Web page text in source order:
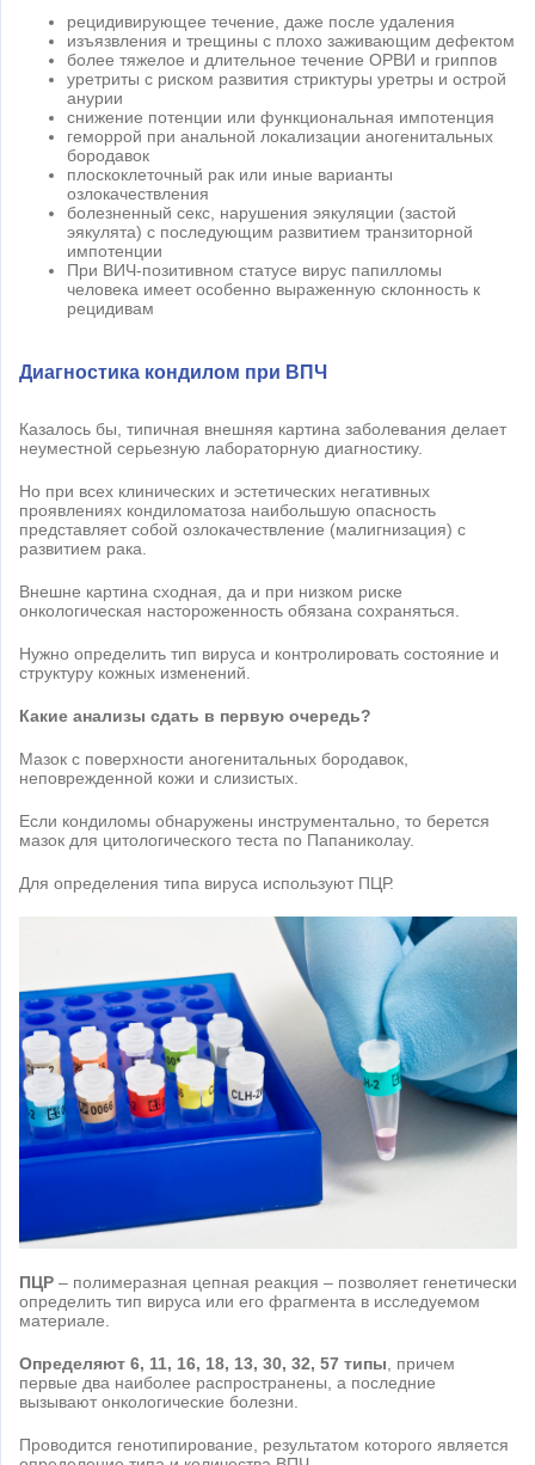
рецидивирующее течение, даже после удаления
изъязвления и трещины с плохо заживающим дефектом
более тяжелое и длительное течение ОРВИ и гриппов
уретриты с риском развития стриктуры уретры и острой
анурии
снижение потенции или функциональная импотенция
геморрой при анальной локализации аногенитальных
бородавок
плоскоклеточный рак или иные варианты
озлокачествления
болезненный секс, нарушения эякуляции (застой
эякулята) с последующим развитием транзиторной
импотенции
При ВИЧ-позитивном статусе вирус папилломы
человека имеет особенно выраженную склонность к
рецидивам
Диагностика кондилом при ВПЧ
Казалось бы, типичная внешняя картина заболевания делает
неуместной серьезную лабораторную диагностику.
Но при всех клинических и эстетических негативных
проявлениях кондиломатоза наибольшую опасность
представляет собой озлокачествление (малигнизация) с
развитием рака.
Внешне картина сходная, да и при низком риске
онкологическая настороженность обязана сохраняться.
Нужно определить тип вируса и контролировать состояние и
структуру кожных изменений.
Какие анализы сдать в первую очередь?
Мазок с поверхности аногенитальных бородавок,
неповрежденной кожи и слизистых.
Если кондиломы обнаружены инструментально, то берется
мазок для цитологического теста по Папаниколау.
Для определения типа вируса используют ПЦР.
ПЦР – полимеразная цепная реакция – позволяет генетически
определить тип вируса или его фрагмента в исследуемом
материале.
Определяют 6, 11, 16, 18, 13, 30, 32, 57 типы , причем
первые два наиболее распространены, а последние
вызывают онкологические болезни.
Проводится генотипирование, результатом которого является